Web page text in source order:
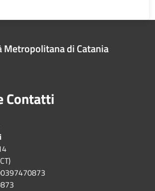
Metropolitana di Catania
Contatti